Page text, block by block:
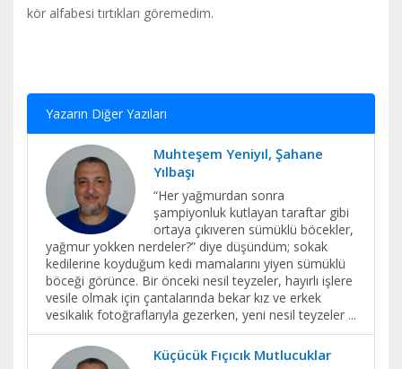
kör alfabesi tırtıkları göremedim.
Yazarın Diğer Yazıları
Muhteşem Yeniyıl, Şahane
Yılbaşı
“Her yağmurdan sonra
şampiyonluk kutlayan taraftar gibi
ortaya çıkıveren sümüklü böcekler,
yağmur yokken nerdeler?” diye düşündüm; sokak
kedilerine koyduğum kedi mamalarını yiyen sümüklü
böceği görünce. Bir önceki nesil teyzeler, hayırlı işlere
vesile olmak için çantalarında bekar kız ve erkek
vesikalık fotoğraflarıyla gezerken, yeni nesil teyzeler ...
Küçücük Fıçıcık Mutlucuklar